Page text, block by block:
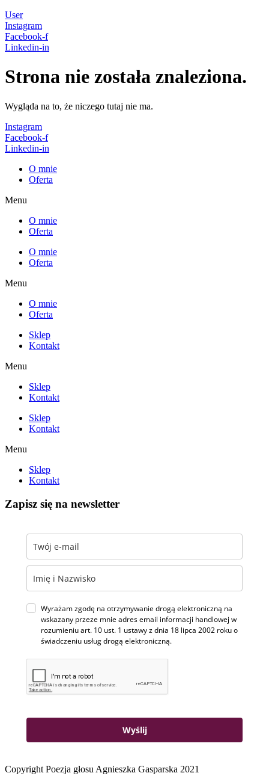
User
Instagram
Facebook-f
Linkedin-in
Strona nie została znaleziona.
Wygląda na to, że niczego tutaj nie ma.
Instagram
Facebook-f
Linkedin-in
O mnie
Oferta
Menu
O mnie
Oferta
O mnie
Oferta
Menu
O mnie
Oferta
Sklep
Kontakt
Menu
Sklep
Kontakt
Sklep
Kontakt
Menu
Sklep
Kontakt
Zapisz się na newsletter
Wyrażam zgodę na otrzymywanie drogą elektroniczną na
wskazany przeze mnie adres email informacji handlowej w
rozumieniu art. 10 ust. 1 ustawy z dnia 18 lipca 2002 roku o
świadczeniu usług drogą elektroniczną.
Wyślij
Copyright Poezja głosu Agnieszka Gasparska 2021